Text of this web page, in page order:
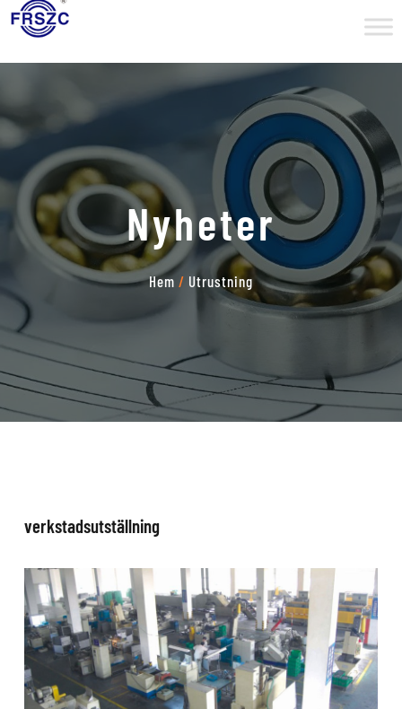
Nyheter
Hem / Utrustning
verkstadsutställning